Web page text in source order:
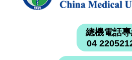
總機電話
04